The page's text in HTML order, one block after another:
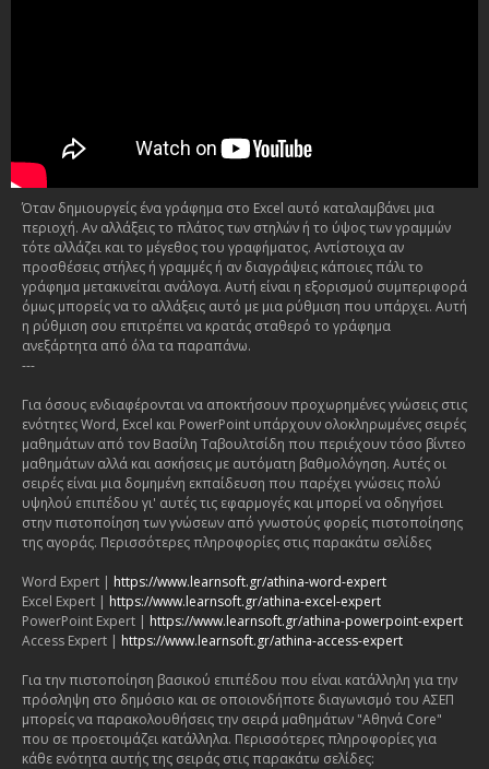
Όταν δημιουργείς ένα γράφημα στο Excel αυτό καταλαμβάνει μια
περιοχή. Αν αλλάξεις το πλάτος των στηλών ή το ύψος των γραμμών
τότε αλλάζει και το μέγεθος του γραφήματος. Αντίστοιχα αν
προσθέσεις στήλες ή γραμμές ή αν διαγράψεις κάποιες πάλι το
γράφημα μετακινείται ανάλογα. Αυτή είναι η εξορισμού συμπεριφορά
όμως μπορείς να το αλλάξεις αυτό με μια ρύθμιση που υπάρχει. Αυτή
η ρύθμιση σου επιτρέπει να κρατάς σταθερό το γράφημα
ανεξάρτητα από όλα τα παραπάνω.
---
Για όσους ενδιαφέρονται να αποκτήσουν προχωρημένες γνώσεις στις
ενότητες Word, Excel και PowerPoint υπάρχουν ολοκληρωμένες σειρές
μαθημάτων από τον Βασίλη Ταβουλτσίδη που περιέχουν τόσο βίντεο
μαθημάτων αλλά και ασκήσεις με αυτόματη βαθμολόγηση. Αυτές οι
σειρές είναι μια δομημένη εκπαίδευση που παρέχει γνώσεις πολύ
υψηλού επιπέδου γι' αυτές τις εφαρμογές και μπορεί να οδηγήσει
στην πιστοποίηση των γνώσεων από γνωστούς φορείς πιστοποίησης
της αγοράς. Περισσότερες πληροφορίες στις παρακάτω σελίδες
Word Expert | https://www.learnsoft.gr/athina-word-expert
Excel Expert | https://www.learnsoft.gr/athina-excel-expert
PowerPoint Expert | https://www.learnsoft.gr/athina-powerpoint-expert
Access Expert | https://www.learnsoft.gr/athina-access-expert
Για την πιστοποίηση βασικού επιπέδου που είναι κατάλληλη για την
πρόσληψη στο δημόσιο και σε οποιονδήποτε διαγωνισμό του ΑΣΕΠ
μπορείς να παρακολουθήσεις την σειρά μαθημάτων "Αθηνά Core"
που σε προετοιμάζει κατάλληλα. Περισσότερες πληροφορίες για
κάθε ενότητα αυτής της σειράς στις παρακάτω σελίδες: